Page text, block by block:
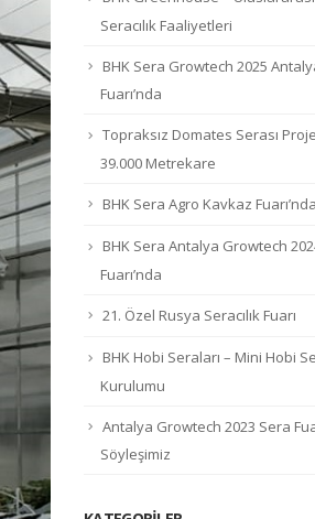
Seracılık Faaliyetleri
BHK Sera Growtech 2025
Fuarı’nda
Topraksız Domates Serası
39.000 Metrekare
BHK Sera Agro Kavkaz
BHK Sera Antalya Growtech
Fuarı’nda
21. Özel Rusya Seracılık Fuarı
BHK Hobi Seraları – Mini Hobi
Kurulumu
Antalya Growtech 2023 Sera
Söyleşimiz